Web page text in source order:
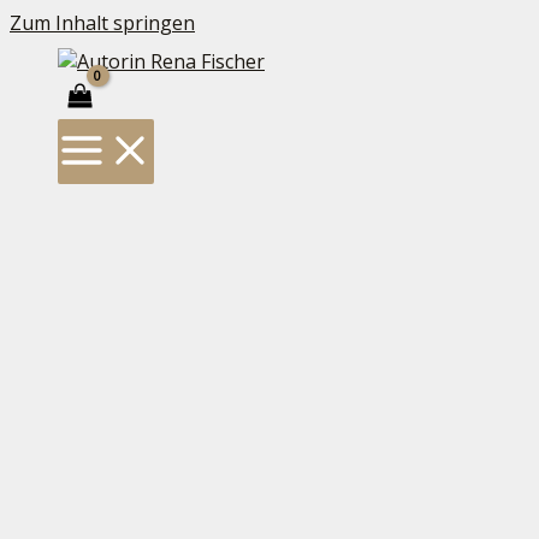
Zum Inhalt springen